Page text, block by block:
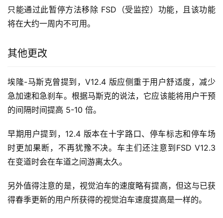
只能通过此暂停方法移除 FSD（受监控）功能，且该功能
将在大约一周内不可用。
其他更改
埃隆-马斯克曾提到，V12.4 版应侧重于用户舒适度，减少
急加速和急刹车。根据马斯克的说法，它应该能将用户干预
的间隔时间提高 5-10 倍。
早期用户提到，12.4 版本在十字路口、停车标志和停车场
时更加果断，不再犹豫不决。车主们还注意到FSD V12.3
在变道时会在车道之间游离太久。
另外值得注意的是，视觉泊车的速度略有提高，但这与已获
得春季更新的用户所获得的视觉泊车速度提高是一样的。